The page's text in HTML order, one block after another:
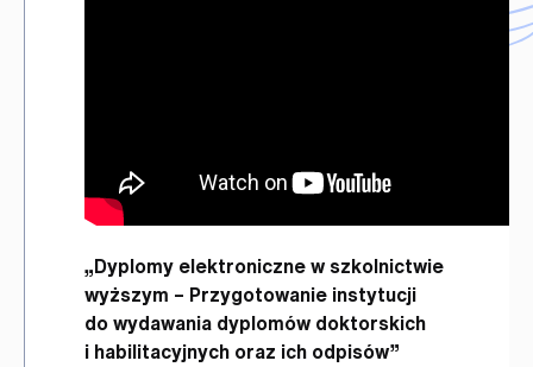
„Dyplomy elektroniczne w szkolnictwie
wyższym – Przygotowanie instytucji
do wydawania dyplomów doktorskich
i habilitacyjnych oraz ich odpisów”